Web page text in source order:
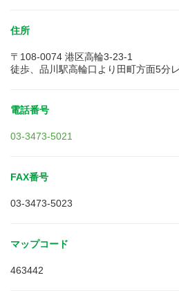
住所
〒108-0074 港区高輪3-23-1
徒歩、品川駅高輪口より田町方面5分
電話番号
03-3473-5021
FAX番号
03-3473-5023
マップコード
463442